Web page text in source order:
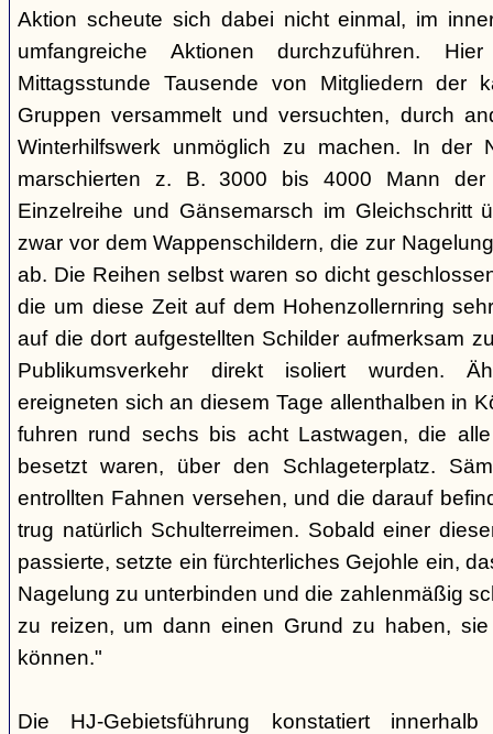
Aktion scheute sich dabei nicht einmal, im
umfangreiche Aktionen durchzuführen.
Mittagsstunde Tausende von Mitgliedern der
Gruppen versammelt und versuchten, durch
Winterhilfswerk unmöglich zu machen. In der
marschierten z. B. 3000 bis 4000 Mann der
Einzelreihe und Gänsemarsch im Gleichschritt
zwar vor dem Wappenschildern, die zur
ab. Die Reihen selbst waren so dicht
die um diese Zeit auf dem Hohenzollernring
auf die dort aufgestellten Schilder aufmerksam
Publikumsverkehr direkt isoliert wurden.
ereigneten sich an diesem Tage allenthalben in
fuhren rund sechs bis acht Lastwagen, die
besetzt waren, über den Schlageterplatz.
entrollten Fahnen versehen, und die darauf
trug natürlich Schulterreimen. Sobald einer
passierte, setzte ein fürchterliches Gejohle ein,
Nagelung zu unterbinden und die zahlenmäßig
zu reizen, um dann einen Grund zu haben,
können."
Die HJ-Gebietsführung konstatiert